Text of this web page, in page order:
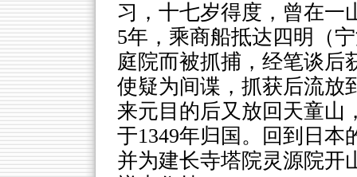
习，十七岁得度，曾在一
5年，乘商船抵达四明（
庭院而被抓捕，经笔谈后
使疑为间谍，抓获后流放
来元目的后又放回天童山
于1349年归国。回到日
并为建长寺塔院灵源院开